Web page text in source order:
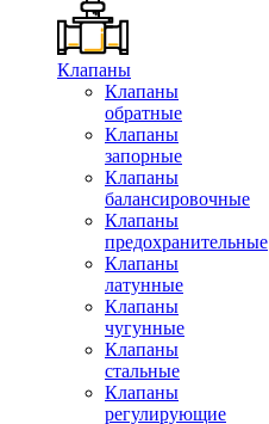
Клапаны
Клапаны
обратные
Клапаны
запорные
Клапаны
балансировочные
Клапаны
предохранительные
Клапаны
латунные
Клапаны
чугунные
Клапаны
стальные
Клапаны
регулирующие